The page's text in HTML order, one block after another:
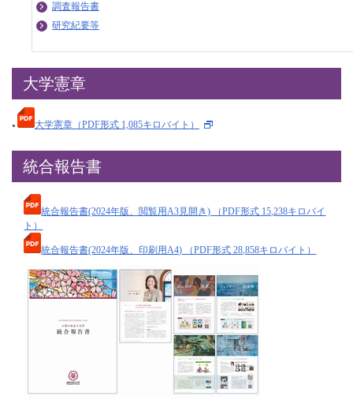
調査報告書
研究紀要等
大学憲章
大学憲章（PDF形式 1,085キロバイト）
統合報告書
統合報告書(2024年版、閲覧用A3見開き) （PDF形式 15,238キロバイ
ト）
統合報告書(2024年版、印刷用A4) （PDF形式 28,858キロバイト）